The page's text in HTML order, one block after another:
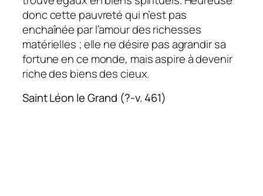
donc cette pauvreté qui n’est pas
enchaînée par l’amour des richesses
matérielles ; elle ne désire pas agrandir sa
fortune en ce monde, mais aspire à devenir
riche des biens des cieux.
Saint Léon le Grand (?-v. 461)